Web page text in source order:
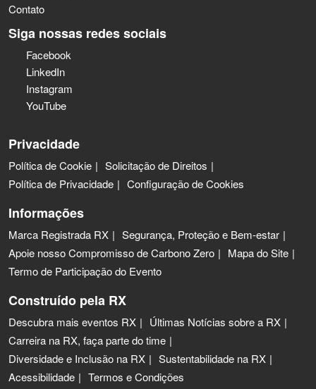
Contato
Siga nossas redes sociais
Facebook
LinkedIn
Instagram
YouTube
Privacidade
Política de Cookie
Solicitação de Direitos
Política de Privacidade
Configuração de Cookies
Informações
Marca Registrada RX
Segurança, Proteção e Bem-estar
Apoie nosso Compromisso de Carbono Zero
Mapa do Site
Termo de Participação do Evento
Construído pela RX
Descubra mais eventos RX
Últimas Notícias sobre a RX
Carreira na RX, faça parte do time
Diversidade e Inclusão na RX
Sustentabilidade na RX
Acessibilidade
Termos e Condições